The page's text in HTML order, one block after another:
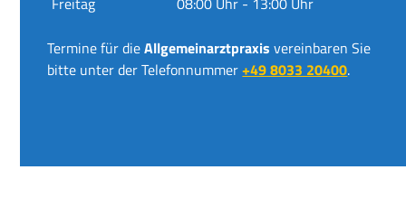
Termine für dieAllgemeinarztpraxis vereinbaren Sie
bitte unter der Telefonnummer+49 8033 20400.